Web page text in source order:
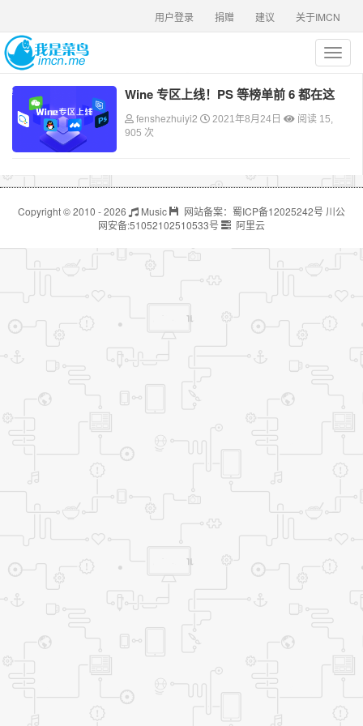
关于IMCN
建议
捐赠
用户登录
T
o
g
g
l
v
g
i
n
Wine 专区上线！PS 等榜单前 6 都在这
fenshezhuiyi2 2021年8月24日
阅读 15,
905 次
Copyright © 2010 - 2026 Music 网站备案： 蜀ICP备12025242号 川公
网安备:51052102510533号 阿里云